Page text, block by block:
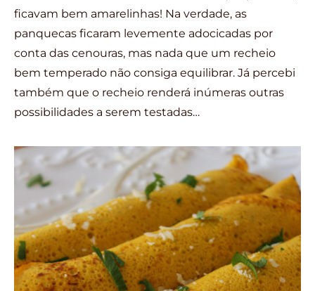
ficavam bem amarelinhas! Na verdade, as
panquecas ficaram levemente adocicadas por
conta das cenouras, mas nada que um recheio
bem temperado não consiga equilibrar. Já percebi
também que o recheio renderá inúmeras outras
possibilidades a serem testadas…